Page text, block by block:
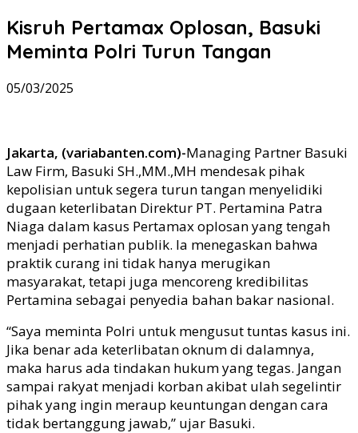
Kisruh Pertamax Oplosan, Basuki
Meminta Polri Turun Tangan
05/03/2025
Jakarta, (variabanten.com)-Managing Partner Basuki
Law Firm, Basuki SH.,MM.,MH mendesak pihak
kepolisian untuk segera turun tangan menyelidiki
dugaan keterlibatan Direktur PT. Pertamina Patra
Niaga dalam kasus Pertamax oplosan yang tengah
menjadi perhatian publik. Ia menegaskan bahwa
praktik curang ini tidak hanya merugikan
masyarakat, tetapi juga mencoreng kredibilitas
Pertamina sebagai penyedia bahan bakar nasional.
“Saya meminta Polri untuk mengusut tuntas kasus ini.
Jika benar ada keterlibatan oknum di dalamnya,
maka harus ada tindakan hukum yang tegas. Jangan
sampai rakyat menjadi korban akibat ulah segelintir
pihak yang ingin meraup keuntungan dengan cara
tidak bertanggung jawab,” ujar Basuki.